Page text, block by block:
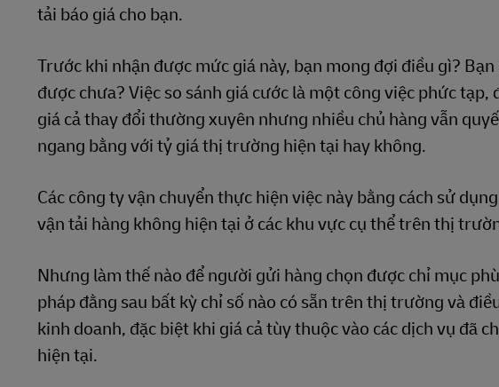
tải báo giá cho bạn.
Trước khi nhận được mức giá này, bạn mong đợi điều gì?
được chưa? Việc so sánh giá cước là một công việc phức
giá cả thay đổi thường xuyên nhưng nhiều chủ hàng vẫn
ngang bằng với tỷ giá thị trường hiện tại hay không.
Các công ty vận chuyển thực hiện việc này bằng cách sử
vận tải hàng không hiện tại ở các khu vực cụ thể trên thị
Nhưng làm thế nào để người gửi hàng chọn được chỉ mục
pháp đằng sau bất kỳ chỉ số nào có sẵn trên thị trường và
kinh doanh, đặc biệt khi giá cả tùy thuộc vào các dịch vụ đã
hiện tại.